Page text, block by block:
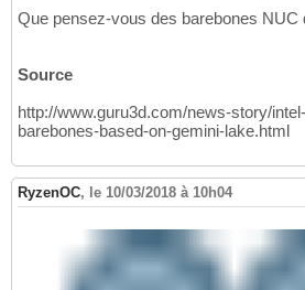
Que pensez-vous des barebones NUC
Source
http://www.guru3d.com/news-story/
barebones-based-on-gemini-lake.html
RyzenOC, le 10/03/2018 à 10h04